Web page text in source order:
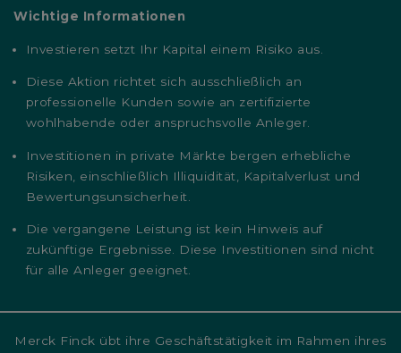
Wichtige Informationen
Investieren setzt Ihr Kapital einem Risiko aus.
Diese Aktion richtet sich ausschließlich an
professionelle Kunden sowie an zertifizierte
wohlhabende oder anspruchsvolle Anleger.
Investitionen in private Märkte bergen erhebliche
Risiken, einschließlich Illiquidität, Kapitalverlust und
Bewertungsunsicherheit.
Die vergangene Leistung ist kein Hinweis auf
zukünftige Ergebnisse. Diese Investitionen sind nicht
für alle Anleger geeignet.
Merck Finck übt ihre Geschäftstätigkeit im Rahmen ihres